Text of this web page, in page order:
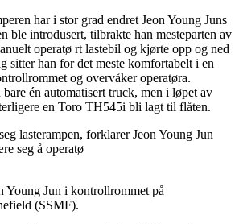
har i stor grad endret Jeon Young Juns
ble introdusert, tilbrakte han mesteparten av
operatø rt lastebil og kjørte opp og ned
sitter han for det meste komfortabelt i en
og overvåker operatøra.
én automatisert truck, men i løpet av
en Toro TH545i bli lagt til flåten.
lasterampen, forklarer Jeon Young Jun
seg å operatø
Young Jun i kontrollrommet på
(SSMF).